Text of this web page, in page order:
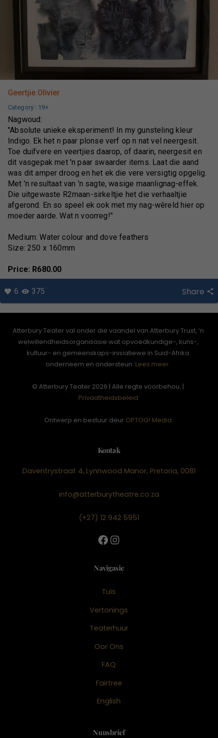
Geertjie Olivier
Category : 19+
Nagwoud:
"Absolute unieke eksperiment! In my gunsteling kleur
Indigo. Ek het n paar plonse verf op n nat vel neergesit.
Toe duifvere en veertjies daarop, of daarin, neergesit en
dit vasgepak met 'n paar swaarder items. Laat die aand
was dit amper droog en het ek die vere versigtig opgelig.
Met 'n resultaat van 'n sagte, wasige maanlignag-effek.
Die uitgewaste R2maan-sirkeltjie het die verhaaltjie
afgerond. En so speel ek ook met my nag-wêreld hier op
moeder aarde. Wat n voorreg!"
Medium: Water colour and dove feathers
Size: 250 x 160mm
Price: R680.00
6 375 Share
Atterbury Teater val onder die vaandel van Atterbury Trust, ‘n
welwillendheidsorganisasie wat opvoedkundige-, kuns-,
kultuur- en gemeenskaps-inisiatiewe in Suid-Afrika
onderneem en ondersteun. Lees meer.
© Atterbury Teater 2026 | Alle regte voorbehou. |
Privaatheidsbeleid
Ontwerp en bestuur deur OPTOG! Media.
Kontak
Daventrystraat 4, Lynnwood Manor, Pretoria, 0081
info@atterburytheatre.co.za
(+27) 12 942 5951
Facebook
Instagram
Navigasie
Tuis
Vertonings
Teaterhuur
Oor Ons
FAQ
Fairtree
English
Nuusbrief